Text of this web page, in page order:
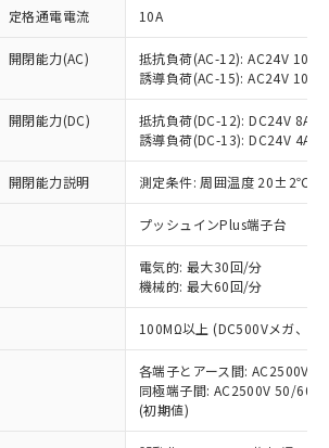
定格通電電流 10A
開閉能力(AC)
抵抗負荷(AC-12): AC24V 10A/
誘導負荷(AC-15): AC24V
開閉能力(DC)
抵抗負荷(DC-12): DC24V 8A/
誘導負荷(DC-13): DC24V 4A/
開閉能力説明 測定条件: 周囲温度 20±2℃、
プッシュインPlus端子台
電気的: 最大30回/分
機械的: 最大60回/分
100MΩ以上 (DC500Vメガ、点
各端子とアース間: AC2500V
同極端子間: AC2500V 50/
(初期値)
条件
をお読みいただき、同意のうえ
さい。
ービスは、当社制御機器事業取扱
の当社在庫状況および標準価格
)を提供させていただくもので
制御機器事業取扱商品の中には、
ービスの対象外となる商品もある
をご了承ください。
状況および標準価格照会結果は、
している更新日時点での社内デー
基づき作成されるものであり、閲
れた時点での実際の在庫および標
格とは異なる場合があることをご
EU RoHS指令（10物質）の非含
た製品に切り替える予定のある
し：EU RoHS指令（10物質）の
対応の商品で、対応品を出す予
せん。
中：EU RoHS指令（10物質）の
応状況を調査中または確認中の
ライセンス料など無形物で、有
と関係のない商品です。
事情により、非含有部品として
、含有品と判明した場合などや
更することがあります。
以下、 水銀(Hg) 1000ppm以下、 カド
1000ppm以下、ポリ臭化ビフェニル
以下、ポリ臭化ジフェニルエーテル類
以下、フタル酸ビス(2-エチルヘキシ
表
大均質材料含有率が中国RoHSの
であることを示します。
均質材料含有率が中国RoHSの
えていることを示します。
確認です。当社販売部門へお問
さい。
物質の基準値 (GB/T26572)：
、 Hg(水銀) : 1000ppm、 Cd(カドミウ
ロム) : 1000ppm、 PBBs(ポリ臭化ビフェ
は、これら貴社製品のうち、外国
および外国貿易法に定める商品
下｢規制貨物等」という）を輸出
府の輸出許可(または役務取引許
取得するなどの必要な手続きを